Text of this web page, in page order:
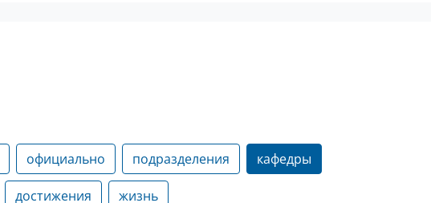
официально подразделения кафедры
достижения жизнь